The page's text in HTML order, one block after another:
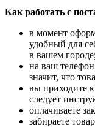
Как работать с
в момент
удобный для
в вашем городе;
на ваш
значит, что
вы приходите
следует
оплачиваете
забираете